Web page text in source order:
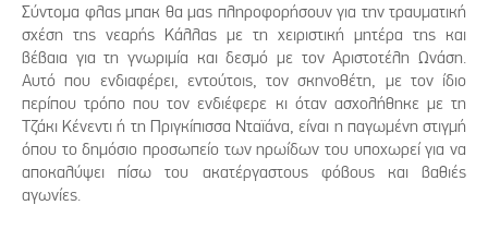
Σύντομα φλας μπακ θα μας πληροφορήσουν για την τραυματική
σχέση της νεαρής Κάλλας με τη χειριστική μητέρα της και
βέβαια για τη γνωριμία και δεσμό με τον Αριστοτέλη Ωνάση.
Αυτό που ενδιαφέρει, εντούτοις, τον σκηνοθέτη, με τον ίδιο
περίπου τρόπο που τον ενδιέφερε κι όταν ασχολήθηκε με τη
Τζάκι Κένεντι ή τη Πριγκίπισσα Νταϊάνα, είναι η παγωμένη στιγμή
όπου το δημόσιο προσωπείο των ηρωίδων του υποχωρεί για να
αποκαλύψει πίσω του ακατέργαστους φόβους και βαθιές
αγωνίες.